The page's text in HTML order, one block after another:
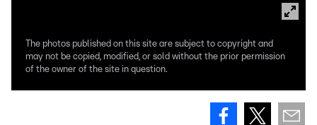
The photos published on this site are subject to copyright and
may not be copied, modified, or sold without the prior permission
of the owner of the site in question.